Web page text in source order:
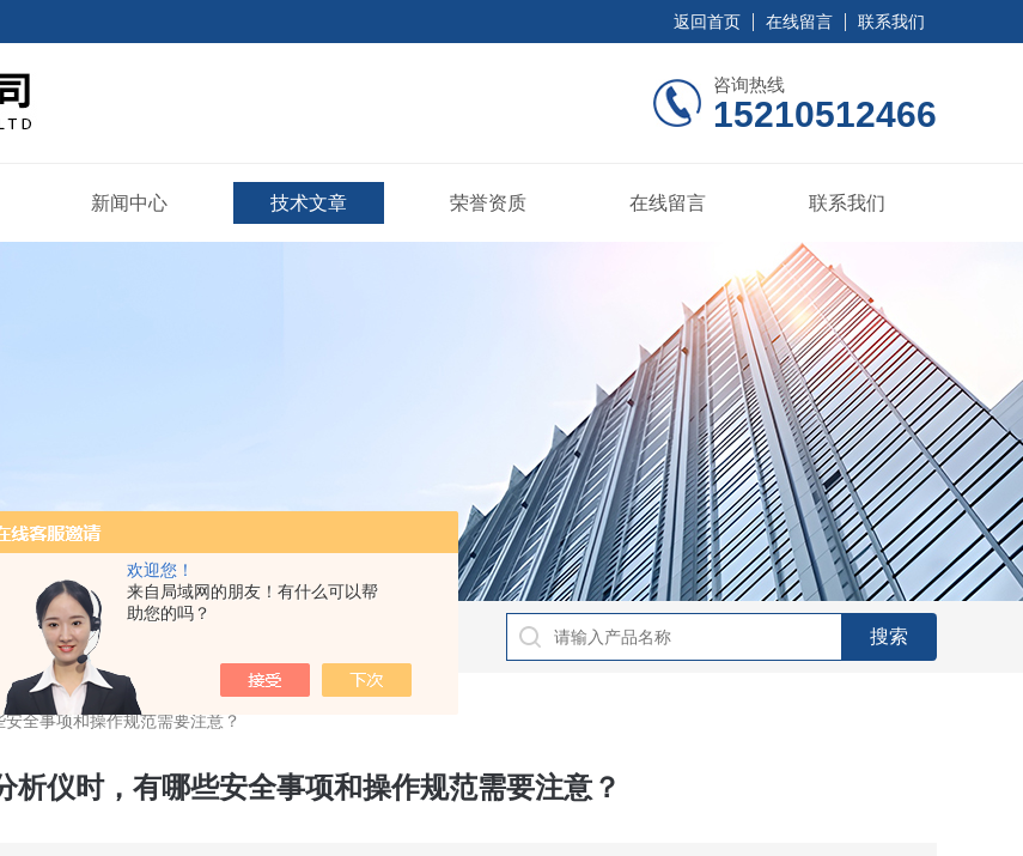
欢迎您！
来自局域网的朋友！有什么可以帮
助您的吗？
返回首页 在线留言 联系我们
咨询热线
15210512466
新闻中心 技术文章 荣誉资质 在线留言 联系我们
无损检测。
全事项和操作规范需要注意？
析仪时，有哪些安全事项和操作规范需要注意？